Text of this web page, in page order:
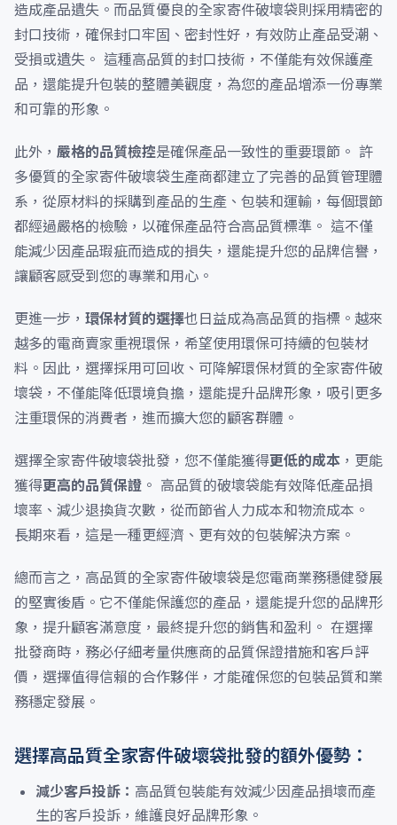
造成產品遺失。而品質優良的全家寄件破壞袋則採用精密的
封口技術，確保封口牢固、密封性好，有效防止產品受潮、
受損或遺失。 這種高品質的封口技術，不僅能有效保護產
品，還能提升包裝的整體美觀度，為您的產品增添一份專業
和可靠的形象。
此外， 嚴格的品質檢控是確保產品一致性的重要環節。 許
多優質的全家寄件破壞袋生產商都建立了完善的品質管理體
系，從原材料的採購到產品的生產、包裝和運輸，每個環節
都經過嚴格的檢驗，以確保產品符合高品質標準。 這不僅
能減少因產品瑕疵而造成的損失，還能提升您的品牌信譽，
讓顧客感受到您的專業和用心。
更進一步， 環保材質的選擇也日益成為高品質的指標。越來
越多的電商賣家重視環保，希望使用環保可持續的包裝材
料。因此，選擇採用可回收、可降解環保材質的全家寄件破
壞袋，不僅能降低環境負擔，還能提升品牌形象，吸引更多
注重環保的消費者，進而擴大您的顧客群體。
選擇全家寄件破壞袋批發，您不僅能獲得更低的成本 ，更能
獲得更高的品質保證 。 高品質的破壞袋能有效降低產品損
壞率、減少退換貨次數，從而節省人力成本和物流成本。
長期來看，這是一種更經濟、更有效的包裝解決方案。
總而言之，高品質的全家寄件破壞袋是您電商業務穩健發展
的堅實後盾。它不僅能保護您的產品，還能提升您的品牌形
象，提升顧客滿意度，最終提升您的銷售和盈利。 在選擇
批發商時，務必仔細考量供應商的品質保證措施和客戶評
價，選擇值得信賴的合作夥伴，才能確保您的包裝品質和業
務穩定發展。
選擇高品質全家寄件破壞袋批發的額外優勢：
減少客戶投訴： 高品質包裝能有效減少因產品損壞而產
生的客戶投訴，維護良好品牌形象。